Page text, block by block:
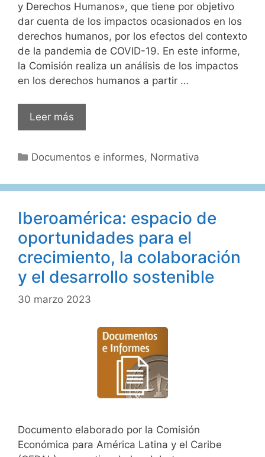
y Derechos Humanos», que tiene por objetivo
dar cuenta de los impactos ocasionados en los
derechos humanos, por los efectos del contexto
de la pandemia de COVID-19. En este informe,
la Comisión realiza un análisis de los impactos
en los derechos humanos a partir …
Leer más
CIDH
su
«Pandemia
Derechos
Humanos»
Categorías
Documentos e informes, Normativa
Iberoamérica: espacio de
oportunidades para el
crecimiento, la colaboración
y el desarrollo sostenible
30 marzo 2023
Documento elaborado por la Comisión
Económica para América Latina y el Caribe